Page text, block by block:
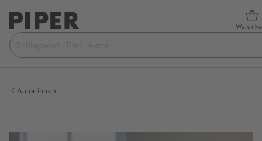
Suchbegriff
eingeben
Autor:innen